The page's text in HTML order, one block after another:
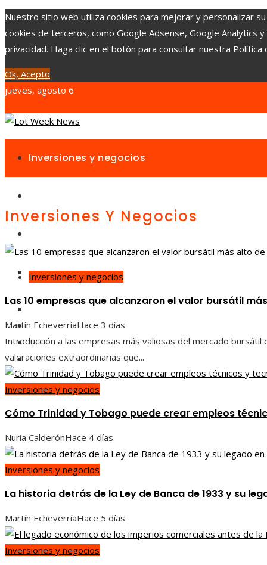
Nuestro sitio web utiliza cookies para mejorar y personalizar
cookies de terceros, como Google Adsense, Google Analytics
privacidad. Haga clic en el botón para consultar nuestra Política
Ok, Acepto
jueves, agosto 6
Inversiones y negocios
Ciencia y tecnología
Inversiones y negocios
Responsabilidad social
Cultura y ocio
Ciencia y tecnología
Inversiones Y Negocios
Inversiones y negocios
Las 10 empresas que alcanzaron el valor bursátil
Martín EcheverríaHace 3 días
Introducción a las empresas más valiosas del mercado
valoraciones extraordinarias que...
Inversiones y negocios
Cómo Trinidad y Tobago puede crear empleos
Nuria CalderónHace 4 días
Inversiones y negocios
La historia detrás de la Ley de Banca de 1933 y su
Martín EcheverríaHace 5 días
Inversiones y negocios